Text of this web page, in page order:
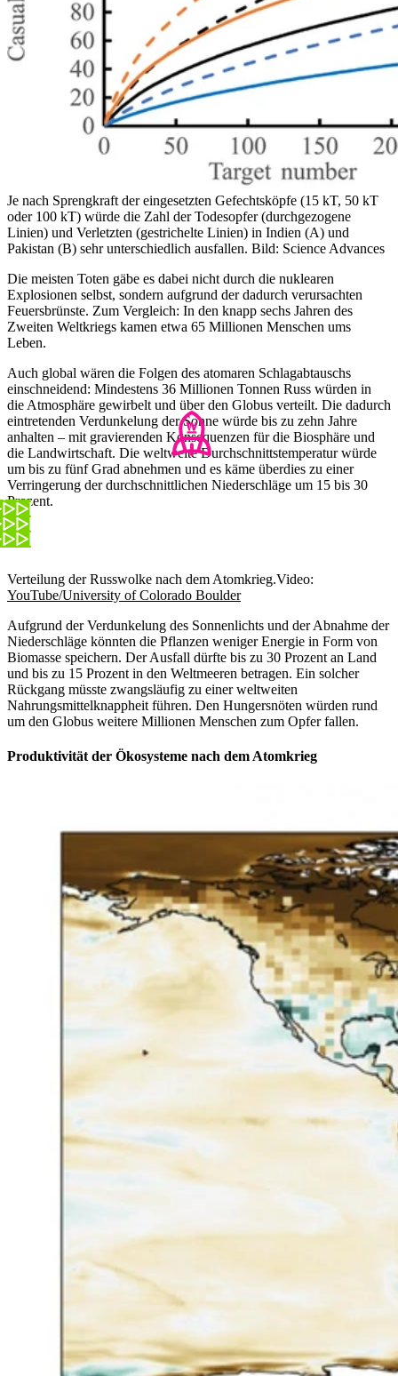
Je nach Sprengkraft der eingesetzten Gefechtsköpfe (15 kT, 50 kT
oder 100 kT) würde die Zahl der Todesopfer (durchgezogene
Linien) und Verletzten (gestrichelte Linien) in Indien (A) und
Pakistan (B) sehr unterschiedlich ausfallen. Bild: Science Advances
Die meisten Toten gäbe es dabei nicht durch die nuklearen
Explosionen selbst, sondern aufgrund der dadurch verursachten
Feuersbrünste. Zum Vergleich: In den knapp sechs Jahren des
Zweiten Weltkriegs kamen etwa 65 Millionen Menschen ums
Leben.
Auch global wären die Folgen des atomaren Schlagabtauschs
einschneidend: Mindestens 36 Millionen Tonnen Russ würden in
die Atmosphäre gewirbelt und über den Globus verteilt. Die dadurch
eintretenden Verdunkelung der Sonne würde bis zu zehn Jahre
anhalten – mit gravierenden Konsequenzen für die Biosphäre und
die Landwirtschaft. Die weltweite Durchschnittstemperatur würde
um bis zu fünf Grad abnehmen und es käme überdies zu einer
Verringerung der durchschnittlichen Niederschläge um 15 bis 30
Prozent.
Verteilung der Russwolke nach dem Atomkrieg.Video:
YouTube/University of Colorado Boulder
Aufgrund der Verdunkelung des Sonnenlichts und der Abnahme der
Niederschläge könnten die Pflanzen weniger Energie in Form von
Biomasse speichern. Der Ausfall dürfte bis zu 30 Prozent an Land
und bis zu 15 Prozent in den Weltmeeren betragen. Ein solcher
Rückgang müsste zwangsläufig zu einer weltweiten
Nahrungsmittelknappheit führen. Den Hungersnöten würden rund
um den Globus weitere Millionen Menschen zum Opfer fallen.
Produktivität der Ökosysteme nach dem Atomkrieg